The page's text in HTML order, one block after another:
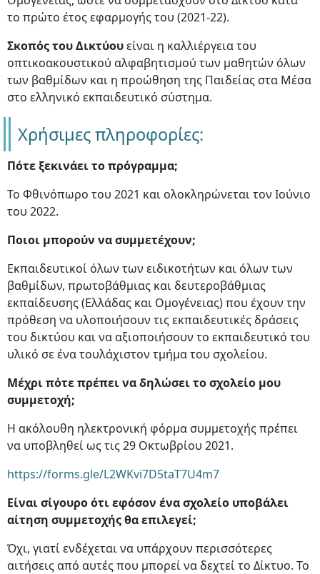
το πρώτο έτος εφαρμογής του (2021-22).
Σκοπός του Δικτύουείναι η καλλιέργεια του
οπτικοακουστικού αλφαβητισμού των μαθητών όλων
των βαθμίδων και η προώθηση της Παιδείας στα Μέσα
στο ελληνικό εκπαιδευτικό σύστημα.
Χρήσιμες πληροφορίες:
Πότε ξεκινάει το πρόγραμμα;
Το Φθινόπωρο του 2021 και ολοκληρώνεται τον Ιούνιο
του 2022.
Ποιοι μπορούν να συμμετέχουν;
Εκπαιδευτικοί όλων των ειδικοτήτων και όλων των
βαθμίδων, πρωτοβάθμιας και δευτεροβάθμιας
εκπαίδευσης (Ελλάδας και Ομογένειας) που έχουν την
πρόθεση να υλοποιήσουν τις εκπαιδευτικές δράσεις
του δικτύου και να αξιοποιήσουν το εκπαιδευτικό του
υλικό σε ένα τουλάχιστον τμήμα του σχολείου.
Μέχρι πότε πρέπει να δηλώσει το σχολείο μου
συμμετοχή;
H ακόλουθη ηλεκτρονική φόρμα συμμετοχής πρέπει
να υποβληθεί ως τις 29 Οκτωβρίου 2021.
https://forms.gle/L2WKvi7D5taT7U4m7
Είναι σίγουρο ότι εφόσον ένα σχολείο υποβάλει
αίτηση συμμετοχής θα επιλεγεί;
Όχι, γιατί ενδέχεται να υπάρχουν περισσότερες
αιτήσεις από αυτές που μπορεί να δεχτεί το Δίκτυο. Το